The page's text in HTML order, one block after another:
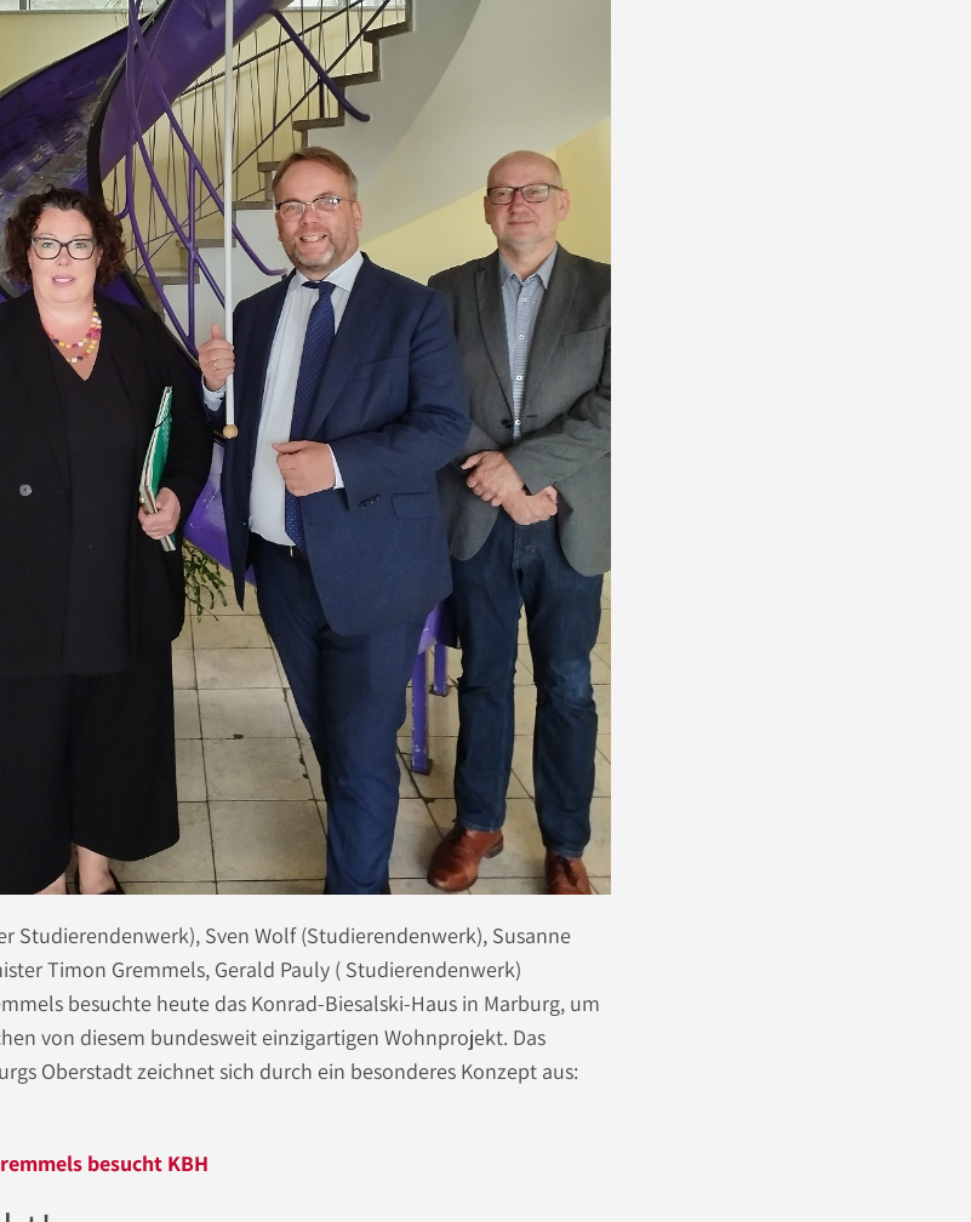
Studierendenwerk), Sven Wolf (Studierendenwerk), Susanne
Timon Gremmels, Gerald Pauly ( Studierendenwerk)
besuchte heute das Konrad-Biesalski-Haus in Marburg, um
von diesem bundesweit einzigartigen Wohnprojekt. Das
Oberstadt zeichnet sich durch ein besonderes Konzept aus:
besucht KBH